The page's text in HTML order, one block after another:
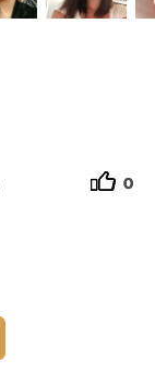
0
0